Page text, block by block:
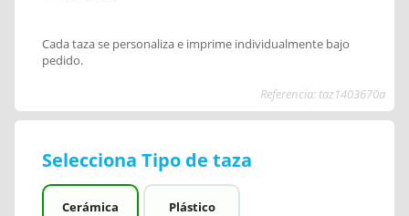
Cada taza se personaliza e imprime individualmente bajo
pedido.
Referencia: taz1403670a
Selecciona Tipo de taza
Cerámica Plástico